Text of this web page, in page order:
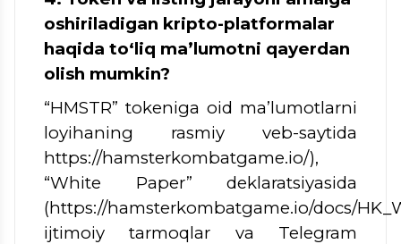
oshiriladigan kripto-platformalar
haqida to‘liq ma’lumotni qayerdan
olish mumkin?
“HMSTR” tokeniga oid ma’lumotlarni
loyihaning rasmiy veb-saytida
https://hamsterkombatgame.io/),
“White Paper” deklaratsiyasida
(https://hamsterkombatgame.io/docs/
ijtimoiy tarmoqlar va Telegram